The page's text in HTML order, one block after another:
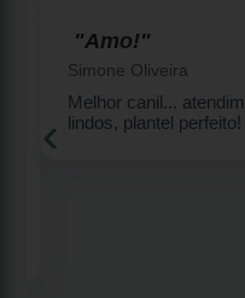
"Amo!"
Simone Oliveira
Melhor canil...
lindos, plantel perfeito!
‹